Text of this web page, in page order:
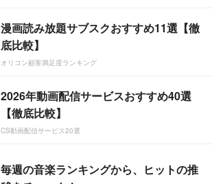
漫画読み放題サブスクおすすめ11選【徹
底比較】
オリコン顧客満足度ランキング
2026年動画配信サービスおすすめ40選
【徹底比較】
CS動画配信サービス20選
毎週の音楽ランキングから、ヒットの推